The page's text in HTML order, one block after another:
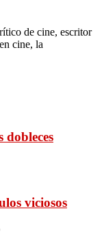
de cine, escritor
cine, la
dobleces
viciosos